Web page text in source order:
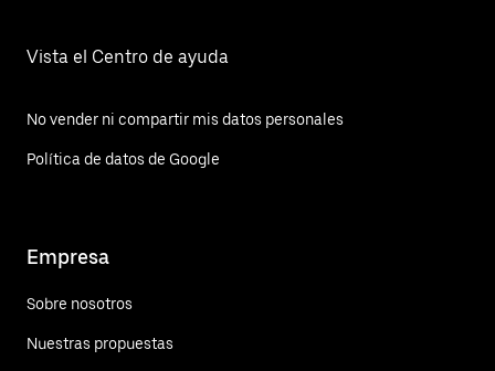
Vista el Centro de ayuda
No vender ni compartir mis datos personales
Política de datos de Google
Empresa
Sobre nosotros
Nuestras propuestas